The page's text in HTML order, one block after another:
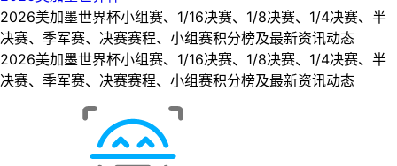
2026美加墨世界杯小组赛、1/16决赛、1/8决赛、1/4决赛、半
决赛、季军赛、决赛赛程、小组赛积分榜及最新资讯动态
2026美加墨世界杯小组赛、1/16决赛、1/8决赛、1/4决赛、半
决赛、季军赛、决赛赛程、小组赛积分榜及最新资讯动态